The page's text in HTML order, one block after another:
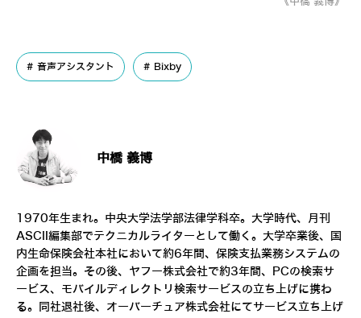
音声アシスタント Bixby
中橋 義博
1970年生まれ。中央大学法学部法律学科卒。大学時代、月刊
ASCII編集部でテクニカルライターとして働く。大学卒業後、国
内生命保険会社本社において約6年間、保険支払業務システムの
企画を担当。その後、ヤフー株式会社で約3年間、PCの検索サ
ービス、モバイルディレクトリ検索サービスの立ち上げに携わ
る。同社退社後、オーバーチュア株式会社にてサービス立ち上げ